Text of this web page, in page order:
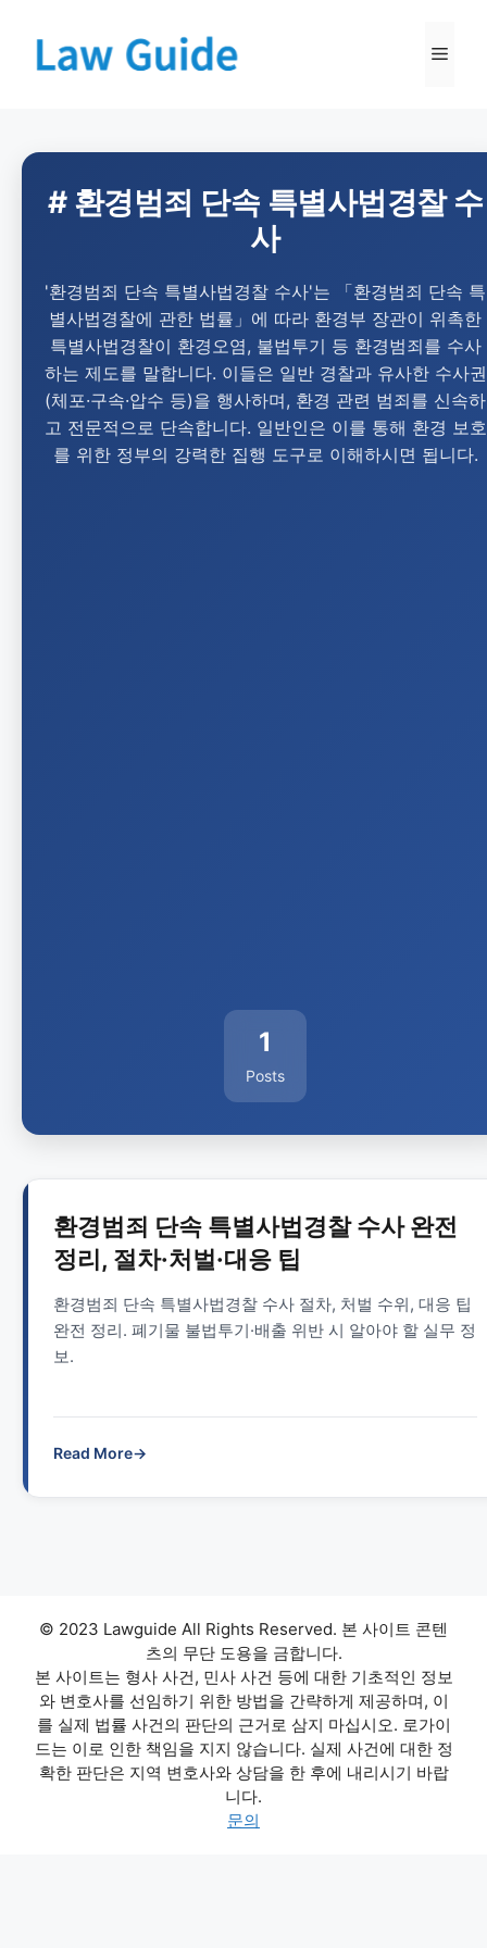
# 환경범죄 단속 특별사법경찰 수
사
'환경범죄 단속 특별사법경찰 수사'는 「환경범죄 단속 특
별사법경찰에 관한 법률」에 따라 환경부 장관이 위촉한
특별사법경찰이 환경오염, 불법투기 등 환경범죄를 수사
하는 제도를 말합니다. 이들은 일반 경찰과 유사한 수사권
(체포·구속·압수 등)을 행사하며, 환경 관련 범죄를 신속하
고 전문적으로 단속합니다. 일반인은 이를 통해 환경 보호
를 위한 정부의 강력한 집행 도구로 이해하시면 됩니다.
1
Posts
환경범죄 단속 특별사법경찰 수사 완전
정리, 절차·처벌·대응 팁
환경범죄 단속 특별사법경찰 수사 절차, 처벌 수위, 대응 팁
완전 정리. 폐기물 불법투기·배출 위반 시 알아야 할 실무 정
보.
Read More→
© 2023 Lawguide All Rights Reserved. 본 사이트 콘텐
츠의 무단 도용을 금합니다.
본 사이트는 형사 사건, 민사 사건 등에 대한 기초적인 정보
와 변호사를 선임하기 위한 방법을 간략하게 제공하며, 이
를 실제 법률 사건의 판단의 근거로 삼지 마십시오. 로가이
드는 이로 인한 책임을 지지 않습니다. 실제 사건에 대한 정
확한 판단은 지역 변호사와 상담을 한 후에 내리시기 바랍
니다.
문의